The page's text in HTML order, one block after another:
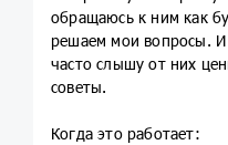
обращаюсь к ним как
решаем мои вопросы. И
часто слышу от них
советы.
Когда это работает: